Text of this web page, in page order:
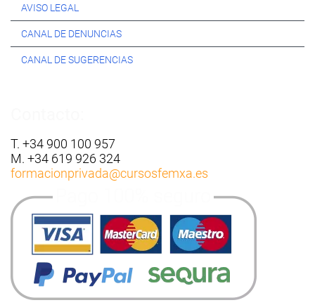
AVISO LEGAL
CANAL DE DENUNCIAS
CANAL DE SUGERENCIAS
T. +34 900 100 957
M. +34 619 926 324
formacionprivada@cursosfemxa.es